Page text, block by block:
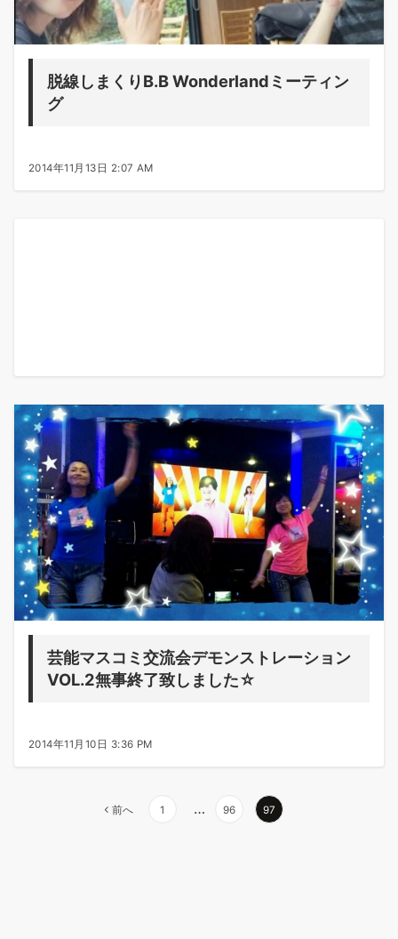
脱線しまくりB.B Wonderlandミーティン
グ
2014年11月13日 2:07 AM
芸能マスコミ交流会デモンストレーション
VOL.2無事終了致しました☆
2014年11月10日 3:36 PM
前へ 1 … 96 97